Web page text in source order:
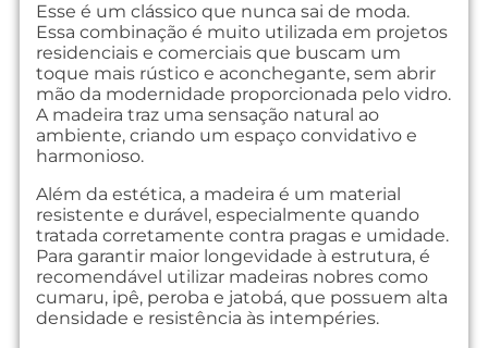
Esse é um clássico que nunca sai de moda.
Essa combinação é muito utilizada em projetos
residenciais e comerciais que buscam um
toque mais rústico e aconchegante, sem abrir
mão da modernidade proporcionada pelo vidro.
A madeira traz uma sensação natural ao
ambiente, criando um espaço convidativo e
harmonioso.
Além da estética, a madeira é um material
resistente e durável, especialmente quando
tratada corretamente contra pragas e umidade.
Para garantir maior longevidade à estrutura, é
recomendável utilizar madeiras nobres como
cumaru, ipê, peroba e jatobá, que possuem alta
densidade e resistência às intempéries.